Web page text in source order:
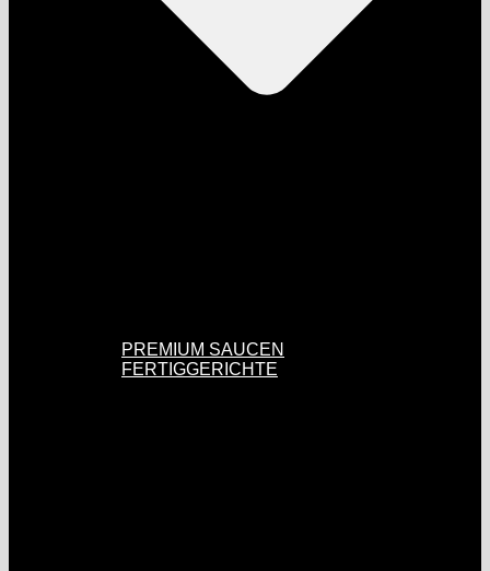
PREMIUM SAUCEN
FERTIGGERICHTE